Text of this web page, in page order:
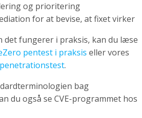
og prioritering
for at bevise, at fixet virker
det fungerer i praksis, kan du læse
pentest i praksis eller vores
.
bag
du også se CVE-programmet hos